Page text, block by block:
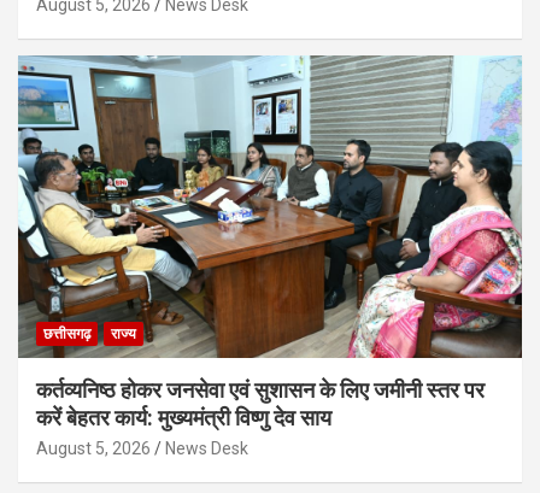
August 5, 2026 News Desk
छत्तीसगढ़ राज्य
कर्तव्यनिष्ठ होकर जनसेवा एवं सुशासन के लिए जमीनी स्तर पर
करें बेहतर कार्य: मुख्यमंत्री विष्णु देव साय
August 5, 2026 News Desk